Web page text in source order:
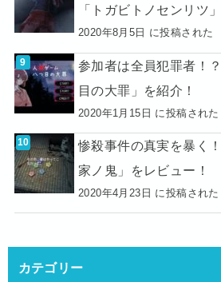
「トガビトノセンリツ
2020年8月5日 に投稿された
参加者は全員犯罪者！
目の大罪」を紹介！
2020年1月15日 に投稿された
惨殺事件の真実を暴く
家ノ鬼」をレビュー！
2020年4月23日 に投稿された
カテゴリー